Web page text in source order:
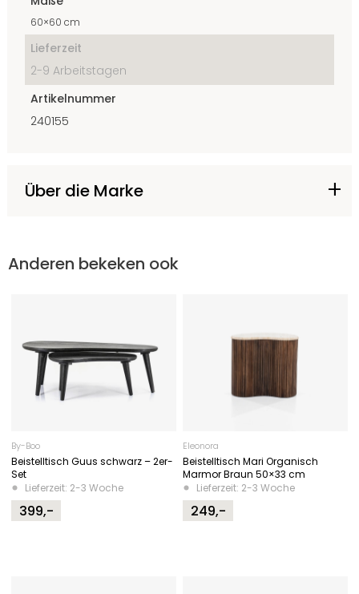
60×60 cm
Lieferzeit
2-9 Arbeitstagen
Artikelnummer
240155
Über die Marke
Anderen bekeken ook
By-Boo
Beistelltisch Guus schwarz – 2er-
Set
Lieferzeit: 2-3 Woche
399,-
Eleonora
Beistelltisch Mari Organisch
Marmor Braun 50×33 cm
Lieferzeit: 2-3 Woche
249,-